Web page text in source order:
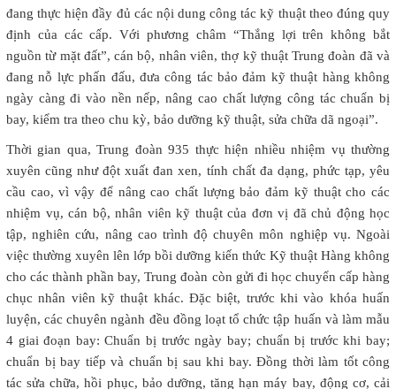
đang thực hiện đầy đủ các nội dung công tác kỹ thuật theo đúng quy
định của các cấp. Với phương châm “Thắng lợi trên không bắt
nguồn từ mặt đất”, cán bộ, nhân viên, thợ kỹ thuật Trung đoàn đã và
đang nỗ lực phấn đấu, đưa công tác bảo đảm kỹ thuật hàng không
ngày càng đi vào nền nếp, nâng cao chất lượng công tác chuẩn bị
bay, kiểm tra theo chu kỳ, bảo dưỡng kỹ thuật, sửa chữa dã ngoại”.
Thời gian qua, Trung đoàn 935 thực hiện nhiều nhiệm vụ thường
xuyên cũng như đột xuất đan xen, tính chất đa dạng, phức tạp, yêu
cầu cao, vì vậy để nâng cao chất lượng bảo đảm kỹ thuật cho các
nhiệm vụ, cán bộ, nhân viên kỹ thuật của đơn vị đã chủ động học
tập, nghiên cứu, nâng cao trình độ chuyên môn nghiệp vụ. Ngoài
việc thường xuyên lên lớp bồi dưỡng kiến thức Kỹ thuật Hàng không
cho các thành phần bay, Trung đoàn còn gửi đi học chuyển cấp hàng
chục nhân viên kỹ thuật khác. Đặc biệt, trước khi vào khóa huấn
luyện, các chuyên ngành đều đồng loạt tổ chức tập huấn và làm mẫu
4 giai đoạn bay: Chuẩn bị trước ngày bay; chuẩn bị trước khi bay;
chuẩn bị bay tiếp và chuẩn bị sau khi bay. Đồng thời làm tốt công
tác sửa chữa, hồi phục, bảo dưỡng, tăng hạn máy bay, động cơ, cải